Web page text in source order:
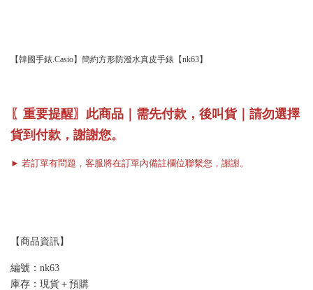
【韓國手錶.Casio】簡約方形防潑水真皮手錶【nk63】
〖重要提醒〗此商品｜需先付款，後叫貨｜請勿選擇
貨到付款，謝謝您。
► 若訂單有問題，客服將在訂單內備註欄位聯繫您，謝謝。
【商品資訊】
編號：nk63
庫存：現貨＋預購